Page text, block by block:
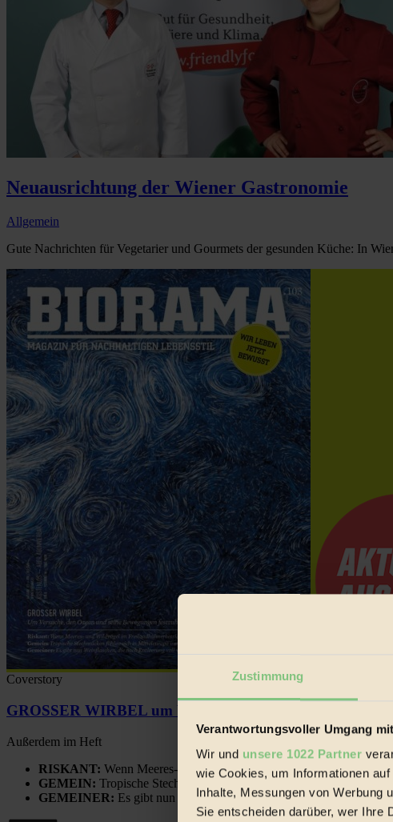
Zustimmung
Verantwortungsvoller Umgang
Wir und unsere 1022 Partner
wie Cookies, um Informationen
Inhalte, Messungen von Werbung
Sie entscheiden darüber, wer Ihre
Neuausrichtung der Wiener Gastronomie
Allgemein
Gute Nachrichten für Vegetarier und Gourmets der gesunden Küche: In
Coverstory
GROSSER WIRBEL um Versuche, den Ozean und seine
Außerdem im Heft
RISKANT: Wenn Meeres- und Wildvögel im Freilandhühnerbetrieb
GEMEIN: Tropische Stechmücken fühlen sich in Mitteleuropa
GEMEINER: Es gibt nun Weinflaschen, die nach Entleerung voll